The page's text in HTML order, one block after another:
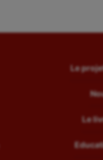
Water-polo
Le
Le